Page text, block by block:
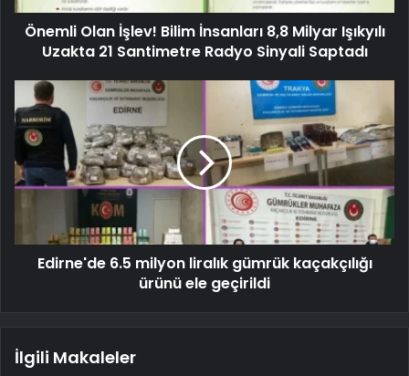
Önemli Olan İşlev! Bilim İnsanları 8,8 Milyar Işıkyılı
Uzakta 21 Santimetre Radyo Sinyali Saptadı
Edirne'de 6.5 milyon liralık gümrük kaçakçılığı
ürünü ele geçirildi
İlgili Makaleler